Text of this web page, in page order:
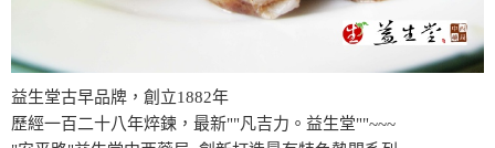
益生堂古早品牌，創立1882年
歷經一百二十八年焠鍊，最新""凡吉力。益生堂""~~~